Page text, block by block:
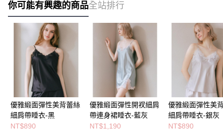
你可能有興趣的商品全站排行
優雅緞面彈性美背蕾絲
細肩帶睡衣-黑
NT$890
優雅緞面彈性開衩細肩
帶連身裙睡衣-藍灰
NT$1,190
優雅緞面彈性美
細肩帶睡衣-銀灰
NT$890